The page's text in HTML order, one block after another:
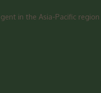
in the Asia-Pacific region